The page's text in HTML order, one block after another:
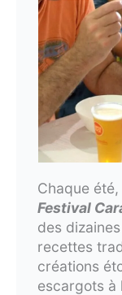
Chaque
Festival
des
recettes
créations
escargots à